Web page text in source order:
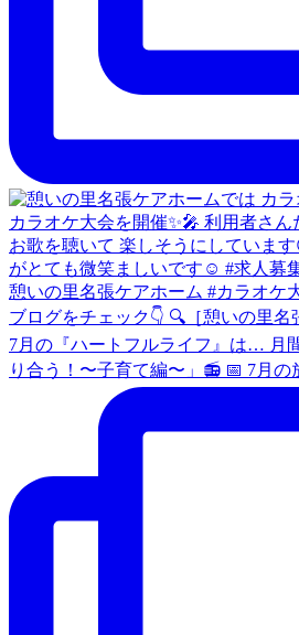
7月の『ハートフルライフ』は… 月
り合う！〜子育て編〜」📻️ 📅 7月の